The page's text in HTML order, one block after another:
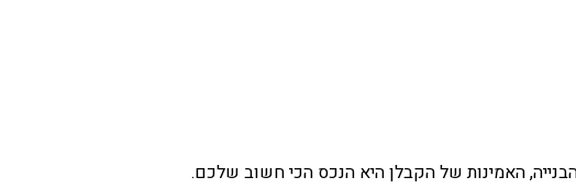
האמינות של הקבלן היא הנכס הכי חשוב שלכם.